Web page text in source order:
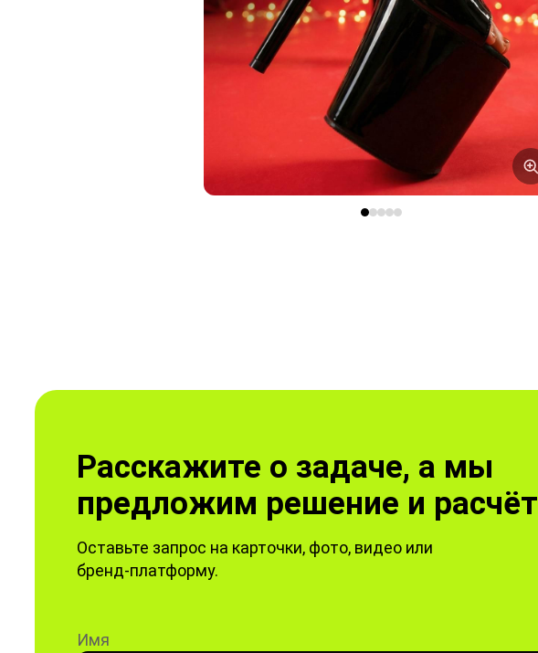
Расскажите о задаче, а мы
предложим решение и расчёт
Оставьте запрос на карточки, фото, видео или
бренд-платформу.
Имя